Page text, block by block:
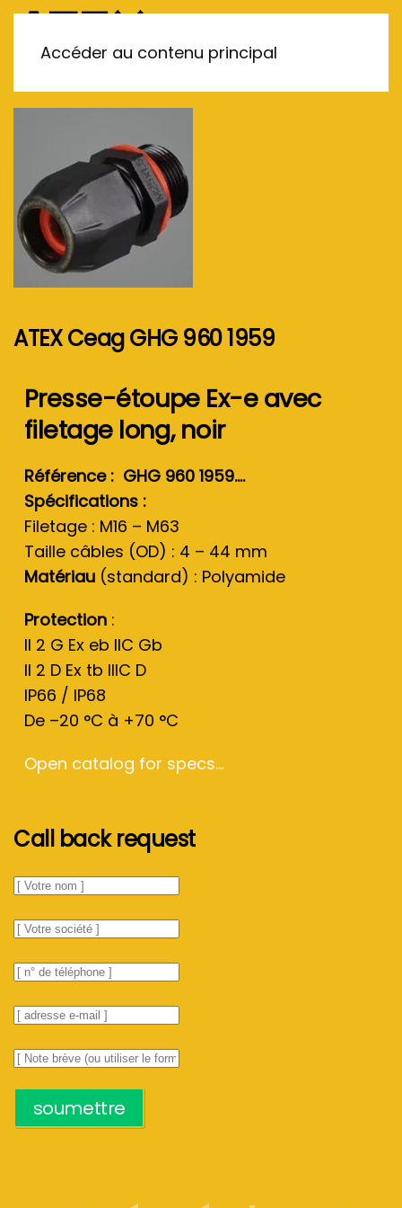
Accéder au contenu principal
ATEX Ceag GHG 960 1959
Presse-étoupe Ex-e avec
filetage long, noir
Référence : GHG 960 1959….
Spécifications :
Filetage : M16 – M63
Taille câbles (OD) : 4 – 44 mm
Matériau (standard) : Polyamide
Protection :
II 2 G Ex eb IIC Gb
II 2 D Ex tb IIIC D
IP66 / IP68
De –20 °C à +70 °C
Open catalog for specs...
Call back request
soumettre